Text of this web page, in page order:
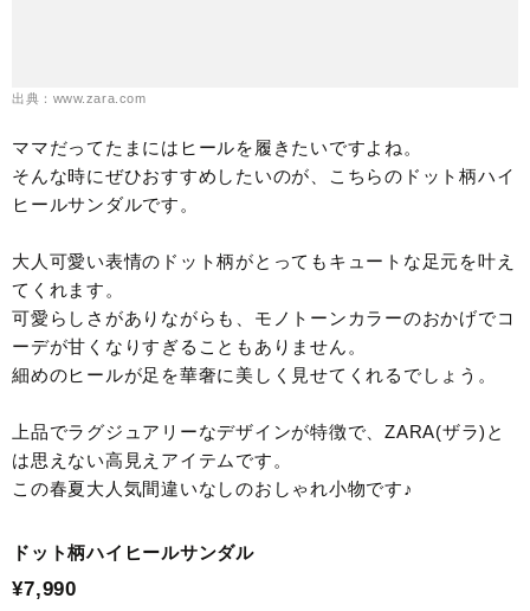
出典：www.zara.com
ママだってたまにはヒールを履きたいですよね。
そんな時にぜひおすすめしたいのが、こちらのドット柄ハイ
ヒールサンダルです。
大人可愛い表情のドット柄がとってもキュートな足元を叶え
てくれます。
可愛らしさがありながらも、モノトーンカラーのおかげでコ
ーデが甘くなりすぎることもありません。
細めのヒールが足を華奢に美しく見せてくれるでしょう。
上品でラグジュアリーなデザインが特徴で、ZARA(ザラ)と
は思えない高見えアイテムです。
この春夏大人気間違いなしのおしゃれ小物です♪
ドット柄ハイヒールサンダル
¥7,990